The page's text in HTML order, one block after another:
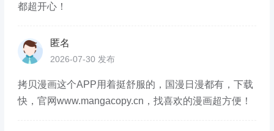
都超开心！
匿名
2026-07-30 发布
拷贝漫画这个APP用着挺舒服的，国漫日漫都有，下载
快，官网www.mangacopy.cn，找喜欢的漫画超方便！